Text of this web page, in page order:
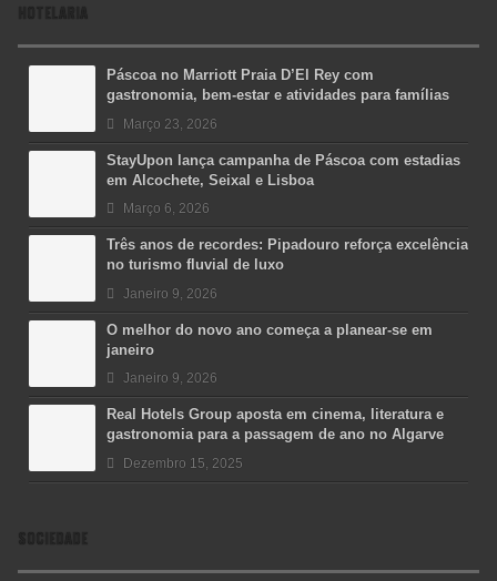
HOTELARIA
Páscoa no Marriott Praia D’El Rey com
gastronomia, bem-estar e atividades para famílias
Março 23, 2026
StayUpon lança campanha de Páscoa com estadias
em Alcochete, Seixal e Lisboa
Março 6, 2026
Três anos de recordes: Pipadouro reforça excelência
no turismo fluvial de luxo
Janeiro 9, 2026
O melhor do novo ano começa a planear-se em
janeiro
Janeiro 9, 2026
Real Hotels Group aposta em cinema, literatura e
gastronomia para a passagem de ano no Algarve
Dezembro 15, 2025
SOCIEDADE